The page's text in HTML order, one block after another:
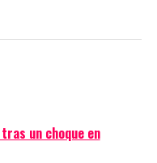
un choque en